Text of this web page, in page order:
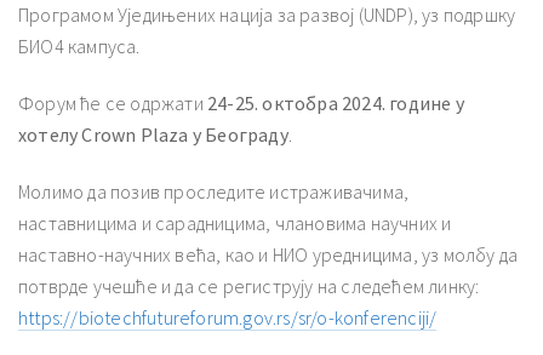
Програмом Уједињених нација за развој (UNDP), уз подршку
БИО4 кампуса.
Форум ће се одржати 24-25. октобра 2024. године у
хотелуCrown Plaza у Београду.
Молимо да позив проследите истраживачима,
наставницима и сарадницима, члановима научних и
наставно-научних већа, као и НИО уредницима, уз молбу да
потврде учешће и да се региструју на следећем линку:
https://biotechfutureforum.gov.rs/sr/o-konferenciji/